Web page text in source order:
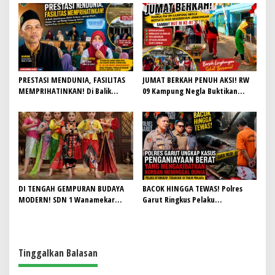
JIWA KEPANDUAN SISWA
Demi Wujudkan Akses Air Bersih
untuk Masyarakat
PRESTASI MENDUNIA, FASILITAS
MEMPRIHATINKAN! Di Balik
Lapangan Hoki Rusak, Masjid Tak
Lagi Mampu Tampung Jamaah,
Penjualan Seragam Ikut Jadi
Sorotan
JUMAT BERKAH PENUH AKSI! RW
09 Kampung Negla Buktikan
Slogan, Warga Bersatu Sambut
HUT RI ke-81
DI TENGAH GEMPURAN BUDAYA
MODERN! SDN 1 Wanamekar
BACOK HINGGA TEWAS! Polres
Garut Ringkus Pelaku
Tinggalkan Balasan